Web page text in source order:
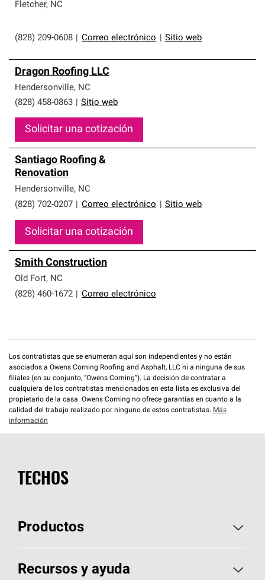
Fletcher, NC
(828) 209-0608 Correo electrónico Sitio web
Dragon Roofing LLC
Hendersonville, NC
(828) 458-0863
Sitio web
Solicitar una cotización
Santiago Roofing &
Renovation
Hendersonville, NC
(828) 702-0207
Correo electrónico Sitio web
Solicitar una cotización
Smith Construction
Old Fort, NC
(828) 460-1672
Correo electrónico
Los contratistas que se enumeran aquí son independientes y no están
asociados a Owens Corning Roofing and Asphalt, LLC ni a ninguna de sus
filiales (en su conjunto, “Owens Corning”). La decisión de contratar a
cualquiera de los contratistas mencionados en esta lista es exclusiva del
propietario de la casa. Owens Corning no ofrece garantías en cuanto a la
calidad del trabajo realizado por ninguno de estos contratistas. Más
información
TECHOS
Productos
Elija sus tejas
Recursos y ayuda